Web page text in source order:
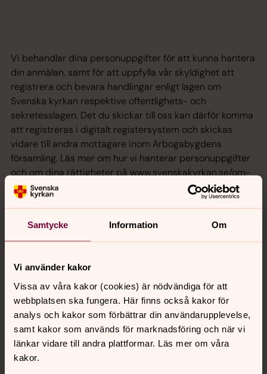
Samtycke Information Om
Vi använder kakor
Vissa av våra kakor (cookies) är nödvändiga för att
webbplatsen ska fungera. Här finns också kakor för
analys och kakor som förbättrar din användarupplevelse,
samt kakor som används för marknadsföring och när vi
länkar vidare till andra plattformar. Läs mer om våra
kakor.
Vi behandlar dina personuppgifter för att kunna hantera
din anmälan, samt för att uppfylla vår skyldighet att
registrera och bevara handlingar enligt lagen om
Svenska kyrkan respektive offentlighets- och
sekretesslagen. Det du skickar till oss kan därför komma
att registreras i digitalt registersystem och skickas
vidare till andra mottagare inom Arbogabygdens
församling. Läs mer om hur vi hanterar personuppgifter
och om dina rättigheter på www.svenskakyrkan.se/om-
oss/personuppgifter
användas av medarbetare i Arbogabygdens
församling i samband med min intresseanmälan.
Skicka